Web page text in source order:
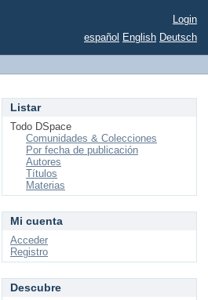
Login
español English Deutsch
Listar
Todo DSpace
Comunidades & Colecciones
Por fecha de publicación
Autores
Títulos
Materias
Mi cuenta
Acceder
Registro
Descubre